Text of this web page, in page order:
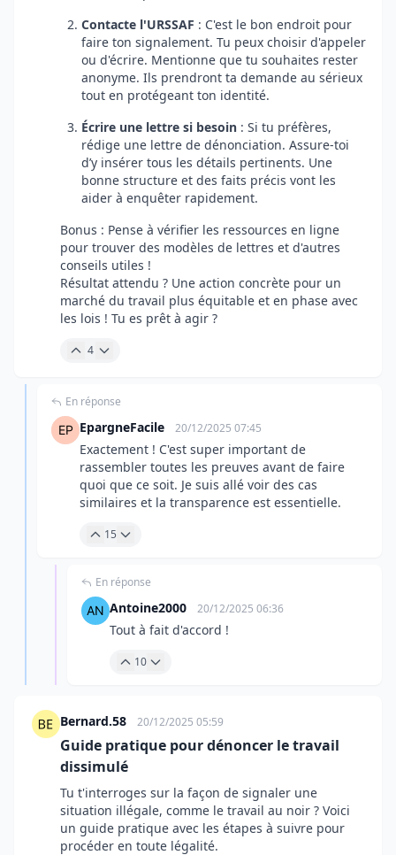
Contacte l'URSSAF : C'est le bon endroit pour
faire ton signalement. Tu peux choisir d'appeler
ou d'écrire. Mentionne que tu souhaites rester
anonyme. Ils prendront ta demande au sérieux
tout en protégeant ton identité.
Écrire une lettre si besoin : Si tu préfères,
rédige une lettre de dénonciation. Assure-toi
d’y insérer tous les détails pertinents. Une
bonne structure et des faits précis vont les
aider à enquêter rapidement.
Bonus : Pense à vérifier les ressources en ligne
pour trouver des modèles de lettres et d'autres
conseils utiles !
Résultat attendu ? Une action concrète pour un
marché du travail plus équitable et en phase avec
les lois ! Tu es prêt à agir ?
4
En réponse
EpargneFacile 20/12/2025 07:45
Exactement ! C'est super important de
rassembler toutes les preuves avant de faire
quoi que ce soit. Je suis allé voir des cas
similaires et la transparence est essentielle.
15
En réponse
Antoine2000 20/12/2025 06:36
Tout à fait d'accord !
10
Bernard.58 20/12/2025 05:59
Guide pratique pour dénoncer le travail
dissimulé
Tu t'interroges sur la façon de signaler une
situation illégale, comme le travail au noir ? Voici
un guide pratique avec les étapes à suivre pour
procéder en toute légalité.